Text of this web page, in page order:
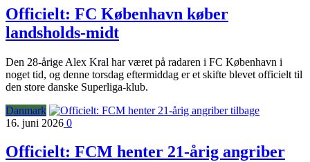
Officielt: FC København køber
landsholds-midt
Den 28-årige Alex Kral har været på radaren i FC København i
noget tid, og denne torsdag eftermiddag er et skifte blevet officielt til
den store danske Superliga-klub.
Danmark
16. juni 2026 0
Officielt: FCM henter 21-årig angriber